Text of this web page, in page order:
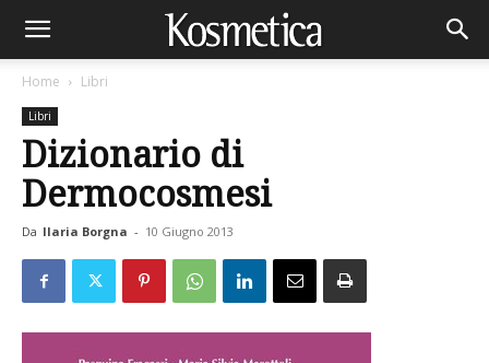
Home Libri
Libri
Dizionario di
Dermocosmesi
Da Ilaria Borgna - 10 Giugno 2013